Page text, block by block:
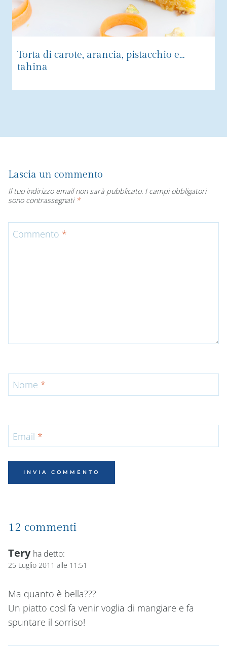
Torta di carote, arancia, pistacchio e…
tahina
Lascia un commento
Il tuo indirizzo email non sarà pubblicato. I campi obbligatori
sono contrassegnati *
Commento *
Nome *
Email *
12 commenti
Tery ha detto:
25 Luglio 2011 alle 11:51
Ma quanto è bella???
Un piatto così fa venir voglia di mangiare e fa
spuntare il sorriso!